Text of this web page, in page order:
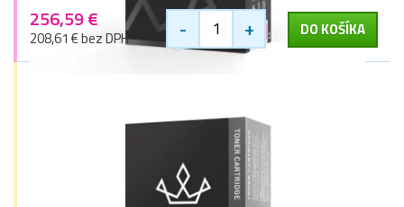
256,59 €
208,61 € bez DPH - + DO KOŠÍKA